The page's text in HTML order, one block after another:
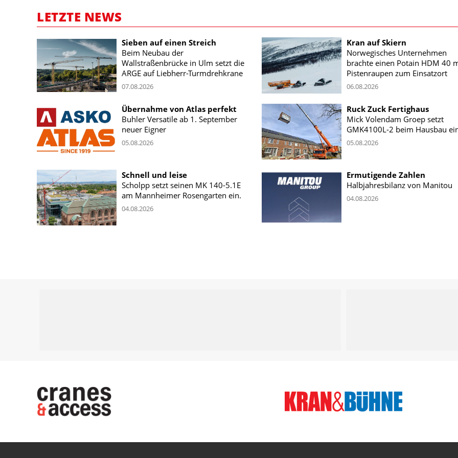
LETZTE NEWS
Sieben auf einen Streich
Beim Neubau der
Wallstraßenbrücke in Ulm setzt die
ARGE auf Liebherr-Turmdrehkrane
07.08.2026
Kran auf Skiern
Norwegisches Unternehmen
brachte einen Potain HDM 40
Pistenraupen zum Einsatzort
06.08.2026
Übernahme von Atlas perfekt
Buhler Versatile ab 1. September
neuer Eigner
05.08.2026
Ruck Zuck Fertighaus
Mick Volendam Groep setzt
GMK4100L-2 beim Hausbau
05.08.2026
Schnell und leise
Scholpp setzt seinen MK 140-5.1E
am Mannheimer Rosengarten ein.
04.08.2026
Ermutigende Zahlen
Halbjahresbilanz von Manitou
04.08.2026